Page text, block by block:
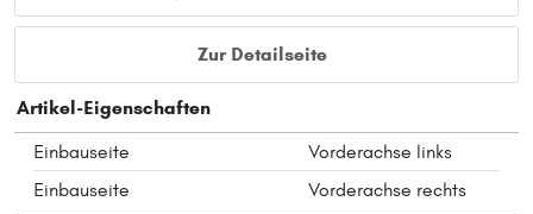
Zur Detailseite
Artikel-Eigenschaften
Einbauseite
Vorderachse links
Einbauseite
Vorderachse rechts